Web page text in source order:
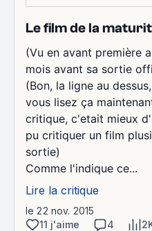
Le film de la
(Vu en avant première
mois avant sa sortie
(Bon, la ligne au
vous lisez ça
critique, c'etait mieux
pu critiquer un film
sortie)
Comme l'indique ce...
Lire la critique
le 22 nov. 2015
11 j'aime
4